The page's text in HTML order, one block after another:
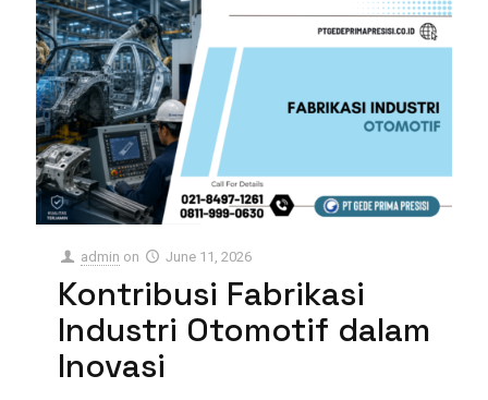
admin on June 11, 2026
Kontribusi Fabrikasi
Industri Otomotif dalam
Inovasi